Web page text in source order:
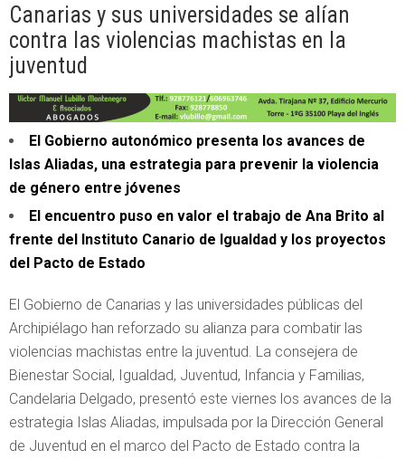
Canarias y sus universidades se alían
contra las violencias machistas en la
juventud
El Gobierno autonómico presenta los avances de
Islas Aliadas, una estrategia para prevenir la violencia
de género entre jóvenes
El encuentro puso en valor el trabajo de Ana Brito al
frente del Instituto Canario de Igualdad y los proyectos
del Pacto de Estado
El Gobierno de Canarias y las universidades públicas del
Archipiélago han reforzado su alianza para combatir las
violencias machistas entre la juventud. La consejera de
Bienestar Social, Igualdad, Juventud, Infancia y Familias,
Candelaria Delgado, presentó este viernes los avances de la
estrategia Islas Aliadas, impulsada por la Dirección General
de Juventud en el marco del Pacto de Estado contra la